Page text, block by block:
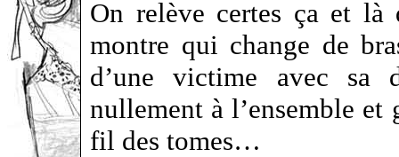
On relève certes ça et là
montre qui change de
d’une victime avec
nullement à l’ensemble et
fil des tomes…